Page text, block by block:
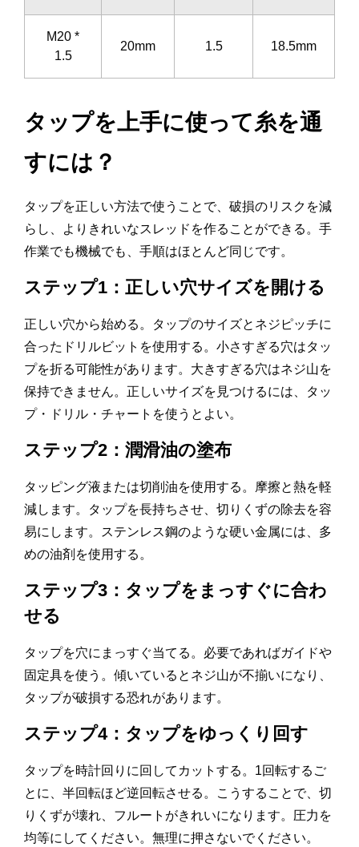
M20 *
1.5
20mm 1.5 18.5mm
タップを上手に使って糸を通
すには？
タップを正しい方法で使うことで、破損のリスクを減
らし、よりきれいなスレッドを作ることができる。手
作業でも機械でも、手順はほとんど同じです。
ステップ1：正しい穴サイズを開ける
正しい穴から始める。タップのサイズとネジピッチに
合ったドリルビットを使用する。小さすぎる穴はタッ
プを折る可能性があります。大きすぎる穴はネジ山を
保持できません。正しいサイズを見つけるには、タッ
プ・ドリル・チャートを使うとよい。
ステップ2：潤滑油の塗布
タッピング液または切削油を使用する。摩擦と熱を軽
減します。タップを長持ちさせ、切りくずの除去を容
易にします。ステンレス鋼のような硬い金属には、多
めの油剤を使用する。
ステップ3：タップをまっすぐに合わ
せる
タップを穴にまっすぐ当てる。必要であればガイドや
固定具を使う。傾いているとネジ山が不揃いになり、
タップが破損する恐れがあります。
ステップ4：タップをゆっくり回す
タップを時計回りに回してカットする。1回転するご
とに、半回転ほど逆回転させる。こうすることで、切
りくずが壊れ、フルートがきれいになります。圧力を
均等にしてください。無理に押さないでください。